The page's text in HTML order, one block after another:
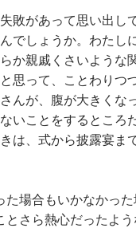
敗があって思い出し
でしょうか。わたし
か親戚くさいような
思って、ことわりつ
んが、腹が大きくな
いことをするところ
は、式から披露宴ま
場合もいかなかっ
さら熱心だったよう